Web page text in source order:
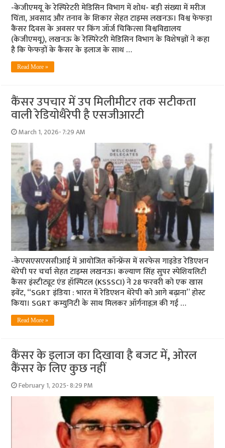
-केजीएमयू के रेस्पिरेटरी मेडिसिन विभाग में शोध- बड़ी संख्या में मरीज
चिंता, अवसाद और तनाव के शिकार सेहत टाइम्स लखनऊ। विश्व फेफड़ा
कैंसर दिवस के अवसर पर किंग जॉर्ज चिकित्सा विश्वविद्यालय
(केजीएमयू), लखनऊ के रेस्पिरेटरी मेडिसिन विभाग के विशेषज्ञों ने कहा
है कि फेफड़ों के कैंसर के इलाज के साथ …
Read More »
कैंसर उपचार में उप मिलीमीटर तक सटीकता
वाली रेडियोथैरेपी है एसजीआरटी
March 1, 2026- 7:29 AM
-केएसएसएससीआई में आयोजित कॉन्फ्रेंस में सरफेस गाइडेड रेडिएशन
थेरेपी पर चर्चा सेहत टाइम्स लखनऊ। कल्याण सिंह सुपर स्पेशियलिटी
कैंसर इंस्टीट्यूट एंड हॉस्पिटल (KSSSCI) ने 28 फरवरी को एक खास
इवेंट, “SGRT इंडिया : भारत में रेडिएशन थेरेपी को आगे बढ़ाना” होस्ट
किया। SGRT कम्युनिटी के साथ मिलकर ऑर्गनाइज़ की गई …
Read More »
कैंसर के इलाज का दिखावा है बजट में, ओरल
कैंसर के लिए कुछ नहीं
February 1, 2025- 8:29 PM